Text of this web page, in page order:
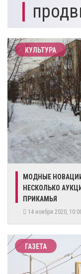
КУЛЬТУРА
МОДНЫЕ
НЕСКОЛЬКО
ПРИКАМЬЯ
14 ноября 2020,
ГАЗЕТА